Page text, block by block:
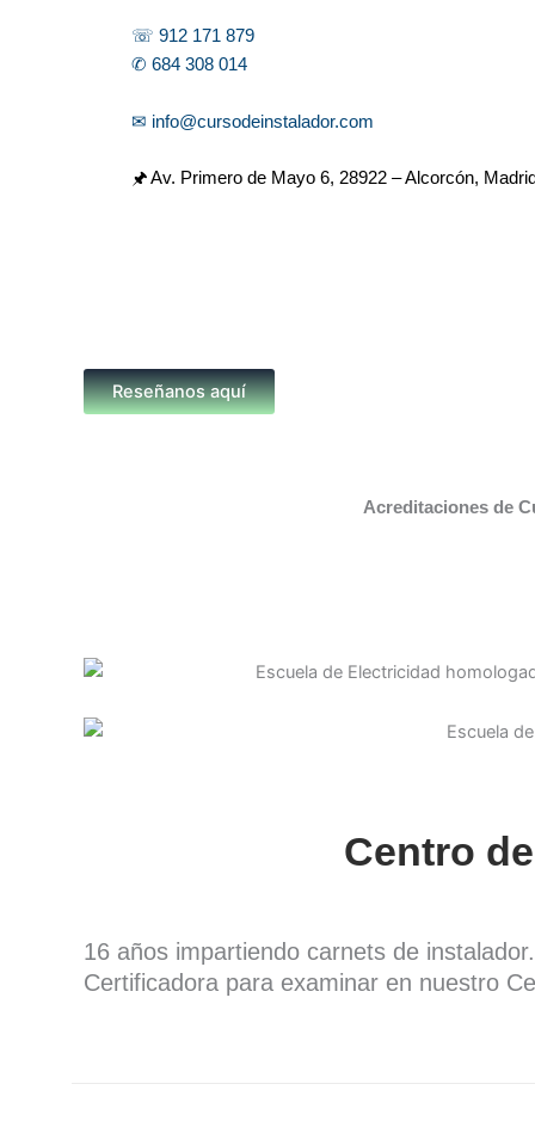
☏ 912 171 879
✆ 684 308 014
✉ info@cursodeinstalador.com
🖈 Av. Primero de Mayo 6, 28922 – Alcorcón,
Reseñanos aquí
Acreditaciones de
Centro
16 años impartiendo carnets de
Certificadora para examinar en nuestro